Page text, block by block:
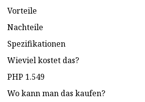
Vorteile
Nachteile
Spezifikationen
Wieviel kostet das?
PHP 1.549
Wo kann man das kaufen?